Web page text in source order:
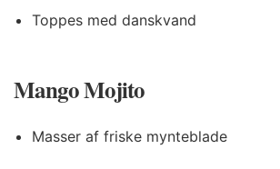
Toppes med danskvand
Mango Mojito
Masser af friske mynteblade